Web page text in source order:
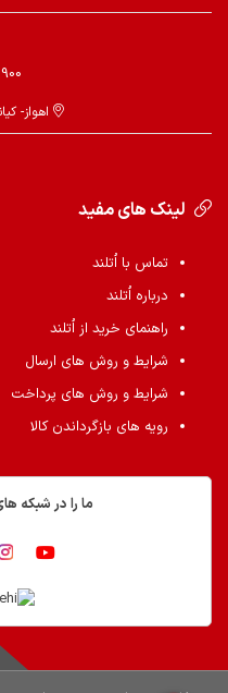
اهواز-
لینک های مفید
تماس با اُتلند
درباره اُتلند
راهنمای خرید از اُتلند
شرایط و روش های ارسال
شرایط و روش های پرداخت
رویه های بازگرداندن کالا
ما را در شبکه